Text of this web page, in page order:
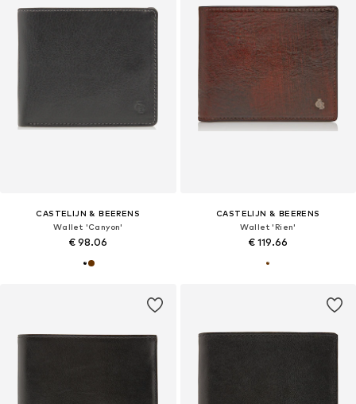
CASTELIJN & BEERENS
Wallet 'Canyon'
€ 98.06
CASTELIJN & BEERENS
Wallet 'Rien'
€ 119.66